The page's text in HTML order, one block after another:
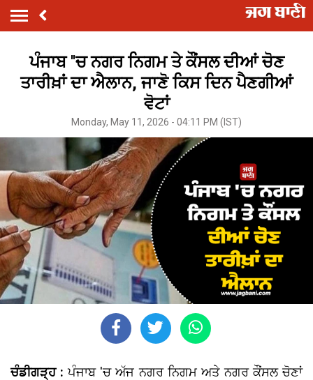
ਪੰਜਾਬ ''ਚ ਨਗਰ ਨਿਗਮ ਤੇ ਕੌਂਸਲ ਦੀਆਂ ਚੋਣ
ਤਾਰੀਖ਼ਾਂ ਦਾ ਐਲਾਨ, ਜਾਣੋ ਕਿਸ ਦਿਨ ਪੈਣਗੀਆਂ
ਵੋਟਾਂ
Monday, May 11, 2026 - 04:11 PM (IST)
ਚੰਡੀਗੜ੍ਹ :ਪੰਜਾਬ 'ਚ ਅੱਜ ਨਗਰ ਨਿਗਮ ਅਤੇ ਨਗਰ ਕੌਂਸਲ ਚੋਣਾਂ